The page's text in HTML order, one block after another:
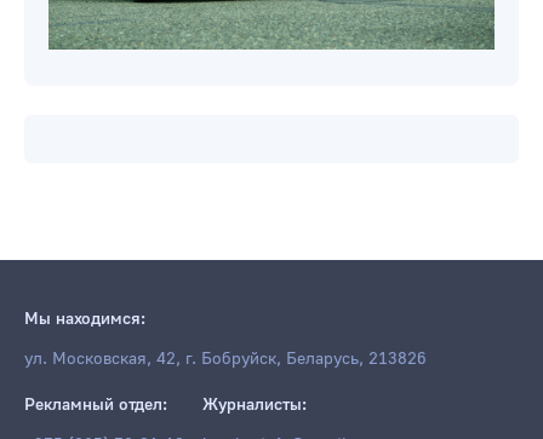
Мы находимся:
ул. Московская, 42, г. Бобруйск, Беларусь, 213826
Рекламный отдел:
Журналисты: